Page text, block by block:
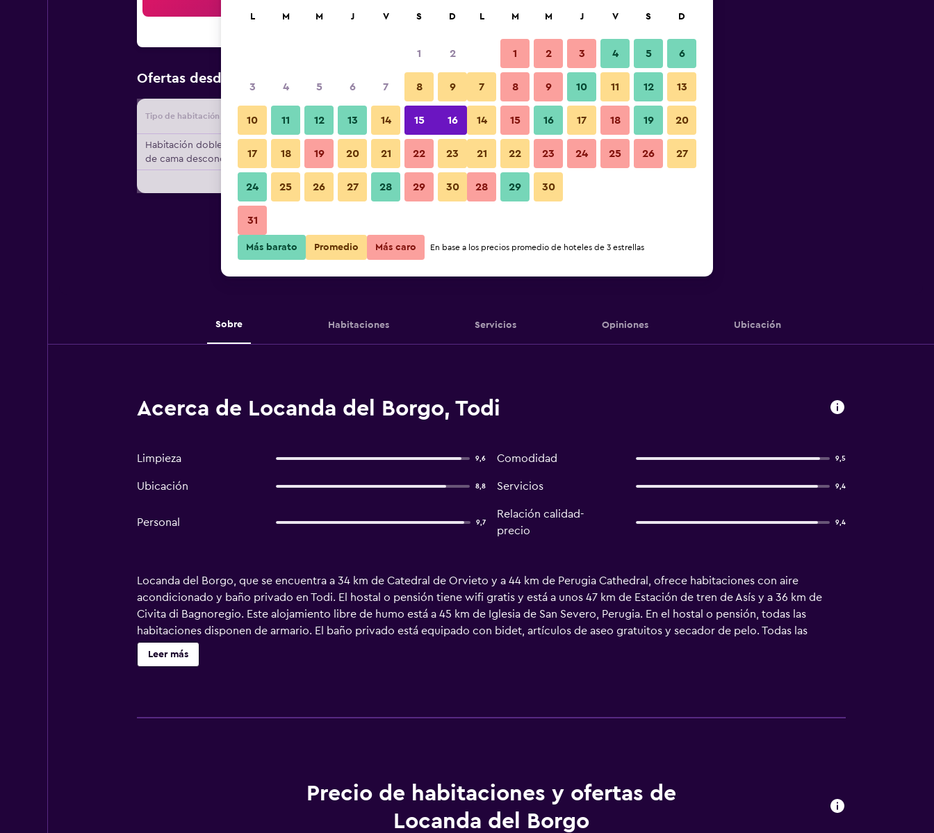
Ofertas desde Oferta más barata de precio por noche
Tipo de habitación Proveedor Total noche
Habitación doble, tipo
de cama desconocido
$64 Ver oferta
Sobre Habitaciones Servicios Opiniones Ubicación
Acerca de Locanda del Borgo, Todi
Limpieza 9,6 Comodidad 9,5
Ubicación 8,8 Servicios 9,4
Personal 9,7
Relación calidad-
precio
9,4
Locanda del Borgo, que se encuentra a 34 km de Catedral de Orvieto y a 44 km de Perugia Cathedral, ofrece habitaciones con aire
acondicionado y baño privado en Todi. El hostal o pensión tiene wifi gratis y está a unos 47 km de Estación de tren de Asís y a 36 km de
Civita di Bagnoregio. Este alojamiento libre de humo está a 45 km de Iglesia de San Severo, Perugia. En el hostal o pensión, todas las
habitaciones disponen de armario. El baño privado está equipado con bidet, artículos de aseo gratuitos y secador de pelo. Todas las
unidades cuentan con minibar. La clientela puede practicar actividades en Todi y alrededores, como ciclismo. Estación de tren de Perugia
está a 45 km del alojamiento, y Basílica de Santa María de los Ángeles está a 46 km. El aeropuerto (Aeropuerto de Perugia San Francesco
Leer más
Precio de habitaciones y ofertas de
Locanda del Borgo
L M M J V S D
1 2
3 4 5 6 7 8 9
10 11 12 13 14 15 16
17 18 19 20 21 22 23
24 25 26 27 28 29 30
31
L M M J V S D
1 2 3 4 5 6
7 8 9 10 11 12 13
14 15 16 17 18 19 20
21 22 23 24 25 26 27
28 29 30
Más barato Promedio Más caro En base a los precios promedio de hoteles de 3 estrellas